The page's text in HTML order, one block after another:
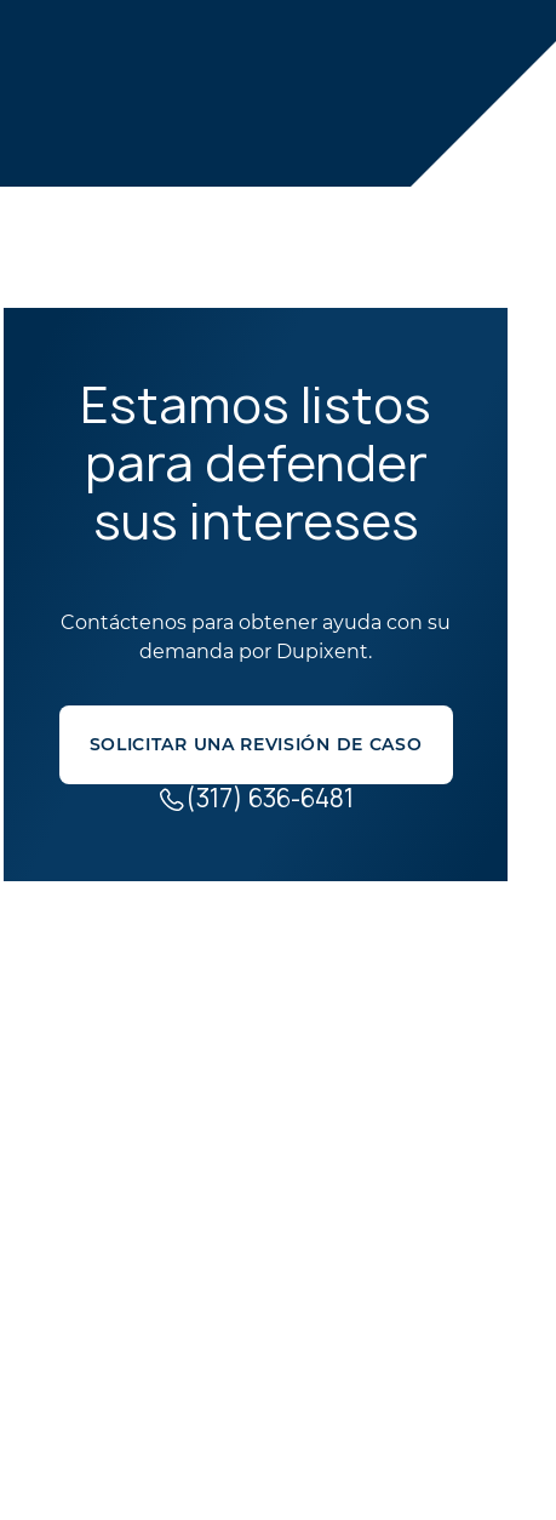
Estamos listos
para defender
sus intereses
Contáctenos para obtener ayuda con su
demanda por Dupixent.
SOLICITAR UNA REVISIÓN DE CASO
(317) 636-6481